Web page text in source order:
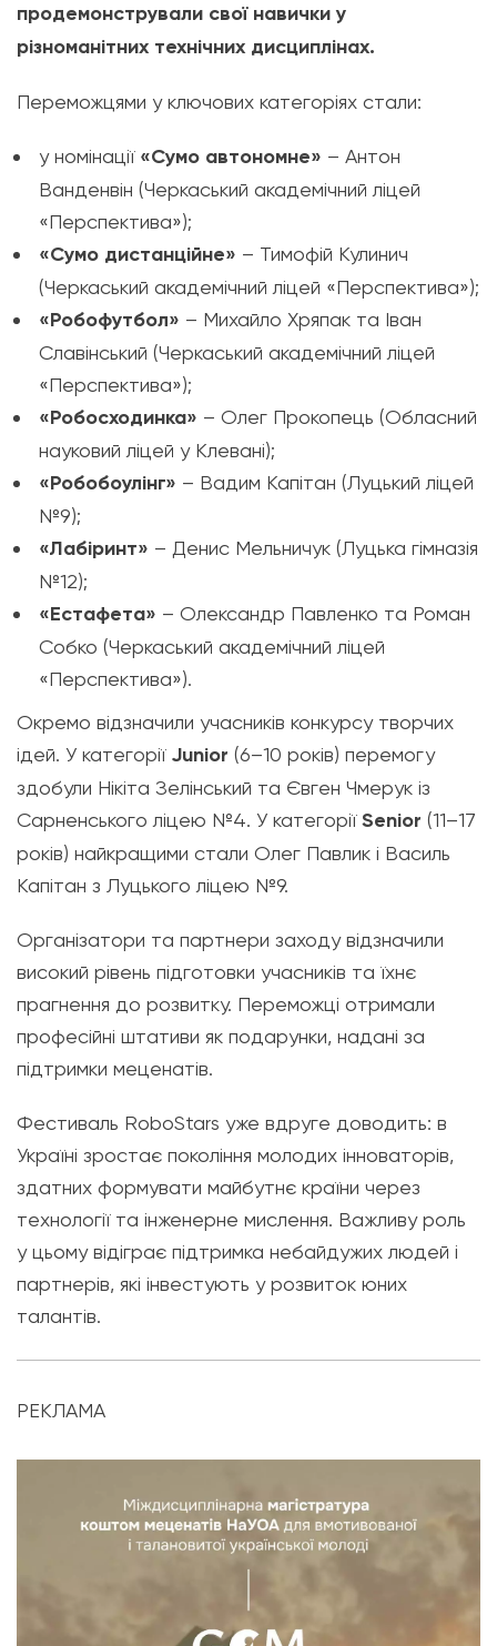
продемонстрували свої навички у
різноманітних технічних дисциплінах.
Переможцями у ключових категоріях стали:
у номінації «Сумо автономне» – Антон
Ванденвін (Черкаський академічний ліцей
«Перспектива»);
«Сумо дистанційне» – Тимофій Кулинич
(Черкаський академічний ліцей «Перспектива»);
«Робофутбол» – Михайло Хряпак та Іван
Славінський (Черкаський академічний ліцей
«Перспектива»);
«Робосходинка» – Олег Прокопець (Обласний
науковий ліцей у Клевані);
«Робобоулінг» – Вадим Капітан (Луцький ліцей
№9);
«Лабіринт» – Денис Мельничук (Луцька гімназія
№12);
«Естафета» – Олександр Павленко та Роман
Собко (Черкаський академічний ліцей
«Перспектива»).
Окремо відзначили учасників конкурсу творчих
ідей. У категорії Junior (6–10 років) перемогу
здобули Нікіта Зелінський та Євген Чмерук із
Сарненського ліцею №4. У категоріїSenior (11–17
років) найкращими стали Олег Павлик і Василь
Капітан з Луцького ліцею №9.
Організатори та партнери заходу відзначили
високий рівень підготовки учасників та їхнє
прагнення до розвитку. Переможці отримали
професійні штативи як подарунки, надані за
підтримки меценатів.
Фестиваль RoboStars уже вдруге доводить: в
Україні зростає покоління молодих інноваторів,
здатних формувати майбутнє країни через
технології та інженерне мислення. Важливу роль
у цьому відіграє підтримка небайдужих людей і
партнерів, які інвестують у розвиток юних
талантів.
РЕКЛАМА